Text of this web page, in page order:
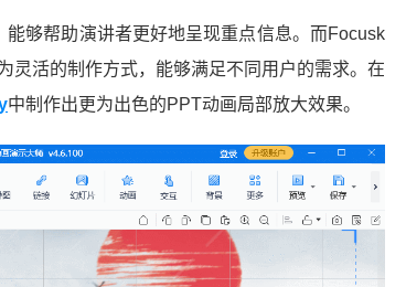
够帮助演讲者更好地呈现重点信息。而Focusk
灵活的制作方式，能够满足不同用户的需求。在
中制作出更为出色的PPT动画局部放大效果。